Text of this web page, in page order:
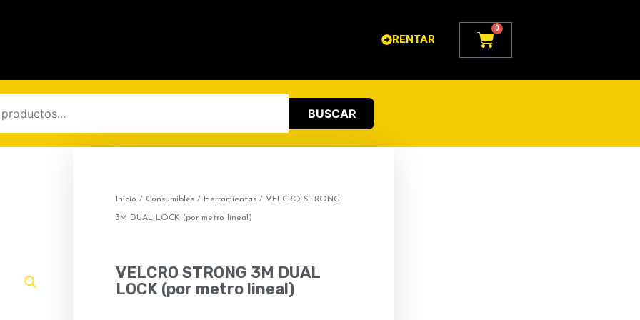
RENTAR
0
Carrito
BUSCAR
Inicio / Consumibles / Herramientas / VELCRO STRONG
3M DUAL LOCK (por metro lineal)
VELCRO STRONG 3M DUAL
LOCK (por metro lineal)